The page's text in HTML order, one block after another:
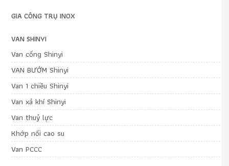
GIA CÔNG TRỤ INOX
VAN SHINYI
Van cổng Shinyi
VAN BƯỚM Shinyi
Van 1 chiều Shinyi
Van xả khí Shinyi
Van thuỷ lực
Khớp nối cao su
Van PCCC